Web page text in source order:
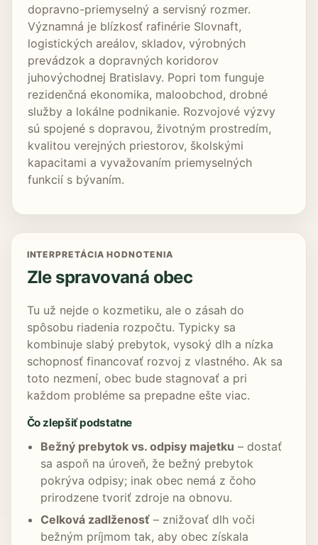
dopravno-priemyselný a servisný rozmer.
Významná je blízkosť rafinérie Slovnaft,
logistických areálov, skladov, výrobných
prevádzok a dopravných koridorov
juhovýchodnej Bratislavy. Popri tom funguje
rezidenčná ekonomika, maloobchod, drobné
služby a lokálne podnikanie. Rozvojové výzvy
sú spojené s dopravou, životným prostredím,
kvalitou verejných priestorov, školskými
kapacitami a vyvažovaním priemyselných
funkcií s bývaním.
INTERPRETÁCIA HODNOTENIA
Zle spravovaná obec
Tu už nejde o kozmetiku, ale o zásah do
spôsobu riadenia rozpočtu. Typicky sa
kombinuje slabý prebytok, vysoký dlh a nízka
schopnosť financovať rozvoj z vlastného. Ak sa
toto nezmení, obec bude stagnovať a pri
každom probléme sa prepadne ešte viac.
Čo zlepšiť podstatne
Bežný prebytok vs. odpisy majetku – dostať
sa aspoň na úroveň, že bežný prebytok
pokrýva odpisy; inak obec nemá z čoho
prirodzene tvoriť zdroje na obnovu.
Celková zadlženosť– znižovať dlh voči
bežným príjmom tak, aby obec získala